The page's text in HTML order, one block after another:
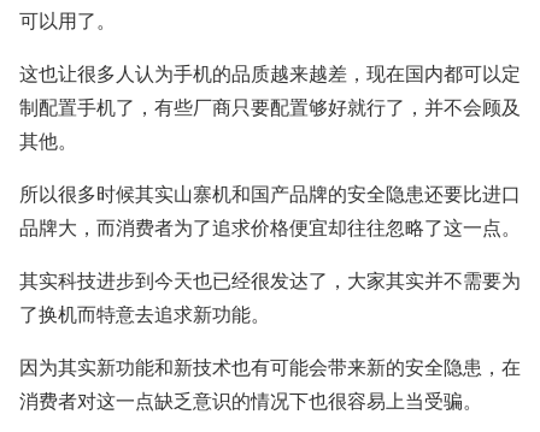
可以用了。
这也让很多人认为手机的品质越来越差，现在国内都可以定
制配置手机了，有些厂商只要配置够好就行了，并不会顾及
其他。
所以很多时候其实山寨机和国产品牌的安全隐患还要比进口
品牌大，而消费者为了追求价格便宜却往往忽略了这一点。
其实科技进步到今天也已经很发达了，大家其实并不需要为
了换机而特意去追求新功能。
因为其实新功能和新技术也有可能会带来新的安全隐患，在
消费者对这一点缺乏意识的情况下也很容易上当受骗。